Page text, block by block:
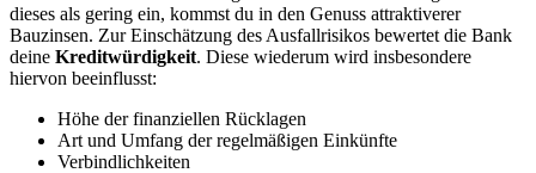
dieses als gering ein, kommst du in den Genuss attraktiverer
Bauzinsen. Zur Einschätzung des Ausfallrisikos bewertet die Bank
deine Kreditwürdigkeit. Diese wiederum wird insbesondere
hiervon beeinflusst:
Höhe der finanziellen Rücklagen
Art und Umfang der regelmäßigen Einkünfte
Verbindlichkeiten